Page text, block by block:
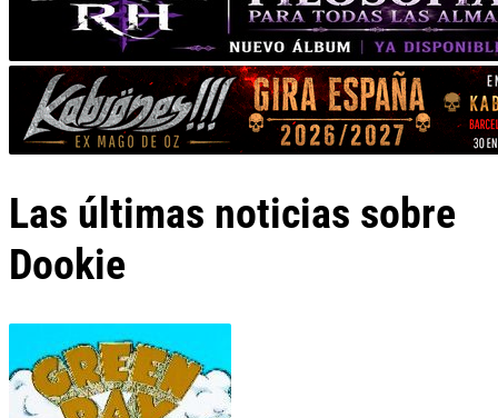
Las últimas noticias sobre
Dookie